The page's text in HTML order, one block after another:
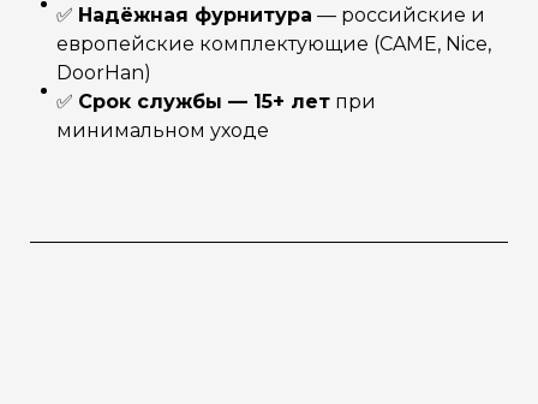
✅ Надёжная фурнитура — российские и
европейские комплектующие (CAME, Nice,
DoorHan)
✅ Срок службы — 15+ лет при
минимальном уходе